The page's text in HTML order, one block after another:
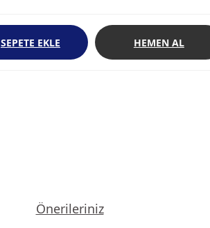
SEPETE EKLE HEMEN AL
Önerileriniz